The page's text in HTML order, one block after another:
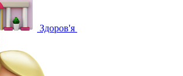
Здоров'я